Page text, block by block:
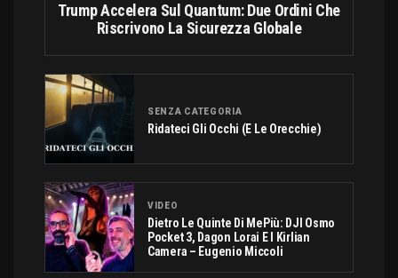
Trump Accelera Sul Quantum: Due Ordini Che
Riscrivono La Sicurezza Globale
SENZA CATEGORIA
Ridateci Gli Occhi (e Le Orecchie)
VIDEO
Dietro Le Quinte Di MePiù: DJI Osmo
Pocket 3, Dagon Lorai E I Kirlian
Camera – Eugenio Miccoli